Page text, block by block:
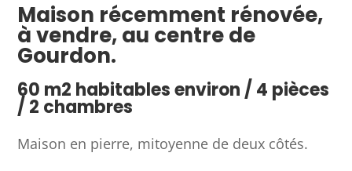
Maison récemment rénovée,
à vendre, au centre de
Gourdon.
60 m2 habitables environ / 4 pièces
/ 2 chambres
Maison en pierre, mitoyenne de deux côtés.